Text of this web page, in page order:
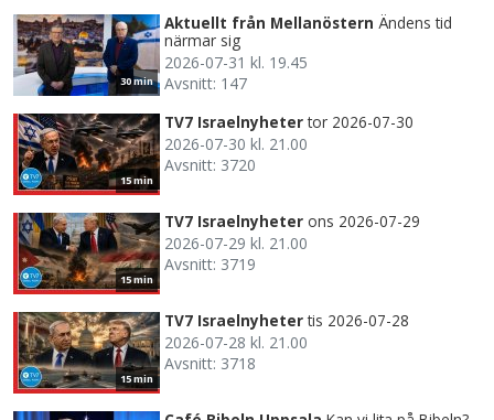
30 min
Aktuellt från Mellanöstern Ändens tid
närmar sig
2026-07-31 kl. 19.45
Avsnitt: 147
15 min
TV7 Israelnyheter tor 2026-07-30
2026-07-30 kl. 21.00
Avsnitt: 3720
15 min
TV7 Israelnyheter ons 2026-07-29
2026-07-29 kl. 21.00
Avsnitt: 3719
15 min
TV7 Israelnyheter tis 2026-07-28
2026-07-28 kl. 21.00
Avsnitt: 3718